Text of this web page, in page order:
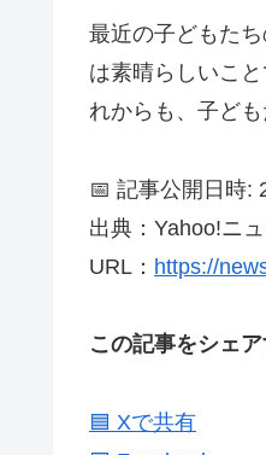
最近の子どもた
は素晴らしいこ
れからも、子ど
📅 記事公開日時:
出典：Yahoo!ニ
URL： https://
この記事をシェア
🟦 Xで共有